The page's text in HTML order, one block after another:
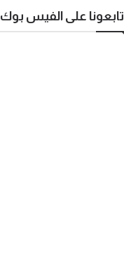
تابعونا على الفيس بوك